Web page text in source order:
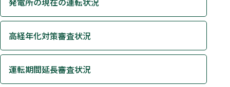
高経年化対策審査状況
運転期間延長審査状況